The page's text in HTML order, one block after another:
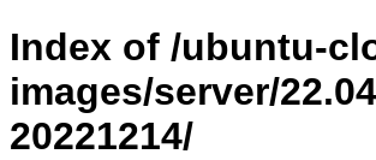
Index of /ubuntu-
images/server/
20221214/